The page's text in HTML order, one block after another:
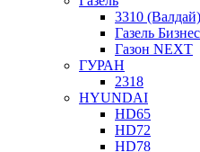
3310 (Валдай)
Газель
Газон NEXT
ГУРАН
2318
HYUNDAI
HD65
HD72
HD78